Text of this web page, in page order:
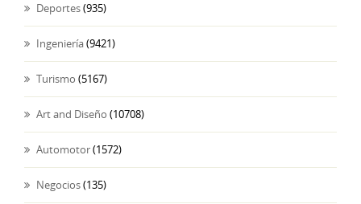
Deportes(935)
Ingeniería(9421)
Turismo (5167)
Art and Diseño (10708)
Automotor(1572)
Negocios(135)